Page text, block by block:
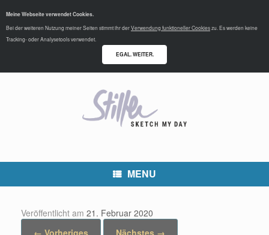
MENU
Veröffentlicht am 21. Februar 2020
← Vorheriges
Nächstes →
Meine Webseite verwendet Cookies.
Bei der weiteren Nutzung meiner Seiten stimmt ihr derVerwendung funktioneller Cookieszu. Es werden keine
Tracking- oder Analysetools verwendet.
EGAL. WEITER.